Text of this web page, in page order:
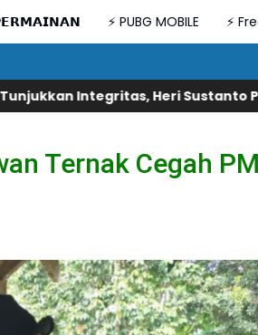
⚡ PUBG MOBILE ⚡
Sustanto Pantas Dipercaya
Ternak Cegah